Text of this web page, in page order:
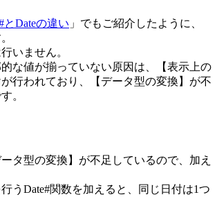
とDateの違い 」でもご紹介したように、
いません。
な値が揃っていない原因は、【表示上の
行われており、【データ型の変換】が不
。
ータ型の変換】が不足しているので、加え
うDate#関数を加えると、同じ日付は1つ